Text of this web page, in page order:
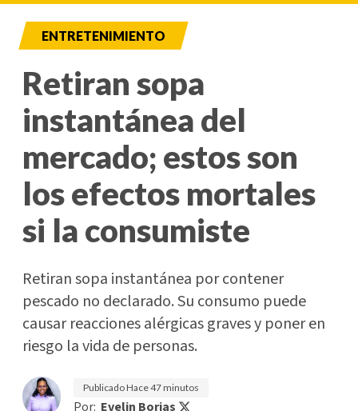
ENTRETENIMIENTO
Retiran sopa
instantánea del
mercado; estos son
los efectos mortales
si la consumiste
Retiran sopa instantánea por contener
pescado no declarado. Su consumo puede
causar reacciones alérgicas graves y poner en
riesgo la vida de personas.
PublicadoHace 47 minutos
Por: Evelin Borjas